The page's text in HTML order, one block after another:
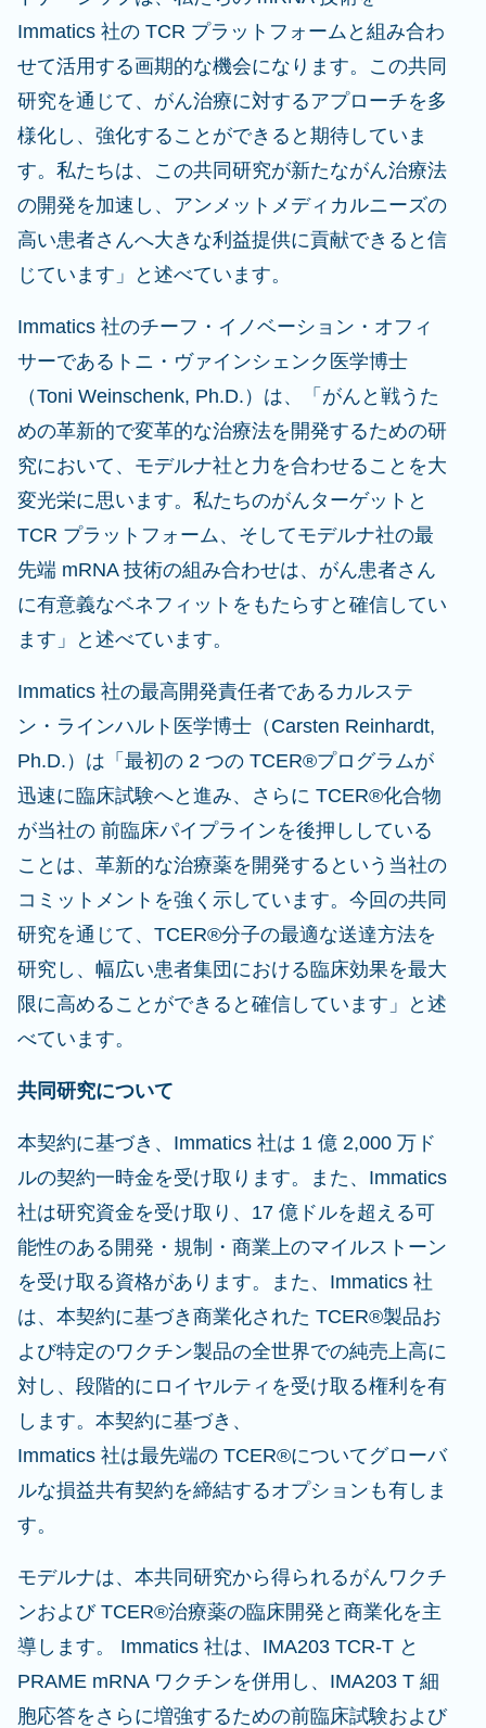
Immatics 社の TCR プラットフォームと組み合わ
せて活用する画期的な機会になります。この共同
研究を通じて、がん治療に対するアプローチを多
様化し、強化することができると期待していま
す。私たちは、この共同研究が新たながん治療法
の開発を加速し、アンメットメディカルニーズの
高い患者さんへ大きな利益提供に貢献できると信
じています」と述べています。
Immatics 社のチーフ・イノベーション・オフィ
サーであるトニ・ヴァインシェンク医学博士
（Toni Weinschenk, Ph.D.）は、「がんと戦うた
めの革新的で変革的な治療法を開発するための研
究において、モデルナ社と力を合わせることを大
変光栄に思います。私たちのがんターゲットと
TCR プラットフォーム、そしてモデルナ社の最
先端 mRNA 技術の組み合わせは、がん患者さん
に有意義なベネフィットをもたらすと確信してい
ます」と述べています。
Immatics 社の最高開発責任者であるカルステ
ン・ラインハルト医学博士（Carsten Reinhardt,
Ph.D.）は「最初の 2 つの TCER®プログラムが
迅速に臨床試験へと進み、さらに TCER®化合物
が当社の 前臨床パイプラインを後押ししている
ことは、革新的な治療薬を開発するという当社の
コミットメントを強く示しています。今回の共同
研究を通じて、TCER®分子の最適な送達方法を
研究し、幅広い患者集団における臨床効果を最大
限に高めることができると確信しています」と述
べています。
共同研究について
本契約に基づき、Immatics 社は 1 億 2,000 万ド
ルの契約一時金を受け取ります。また、Immatics
社は研究資金を受け取り、17 億ドルを超える可
能性のある開発・規制・商業上のマイルストーン
を受け取る資格があります。また、Immatics 社
は、本契約に基づき商業化された TCER®製品お
よび特定のワクチン製品の全世界での純売上高に
対し、段階的にロイヤルティを受け取る権利を有
します。本契約に基づき、
Immatics 社は最先端の TCER®についてグローバ
ルな損益共有契約を締結するオプションも有しま
す。
モデルナは、本共同研究から得られるがんワクチ
ンおよび TCER®治療薬の臨床開発と商業化を主
導します。 Immatics 社は、IMA203 TCR-T と
PRAME mRNA ワクチンを併用し、IMA203 T 細
胞応答をさらに増強するための前臨床試験および